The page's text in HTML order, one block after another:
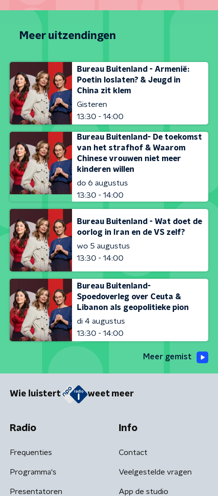
Meer uitzendingen
Bureau Buitenland - Armenië:
Poetin loslaten? & Jeugd in
China zit klem
Gisteren
13:30 - 14:00
Bureau Buitenland- De toekomst
van het strafhof & Waarom
Chinese vrouwen niet meer
kinderen willen
do 6 augustus
13:30 - 14:00
Bureau Buitenland - Wat doet de
oorlog in Iran en de VS zelf?
wo 5 augustus
13:30 - 14:00
Bureau Buitenland-
Spoedoverleg over Ceuta &
Libanon als geopolitieke pion
di 4 augustus
13:30 - 14:00
Meer gemist
Wie luistert weet meer
Radio
Frequenties
Programma's
Presentatoren
Info
Contact
Veelgestelde vragen
App de studio